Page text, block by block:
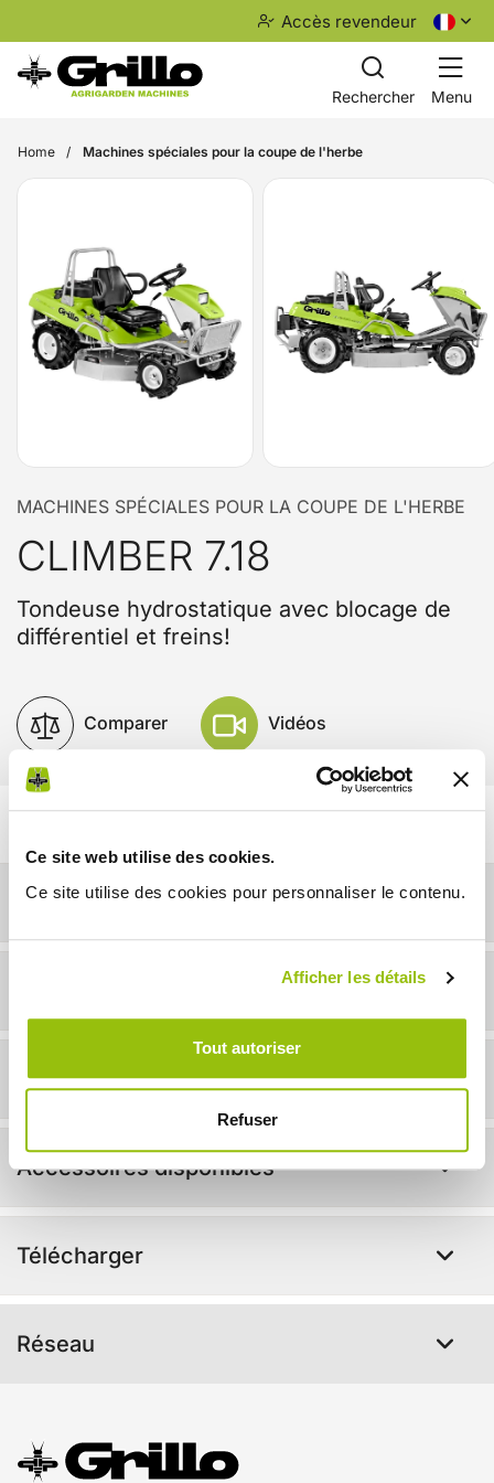
Ce site web utilise des cookies.
Ce site utilise des cookies pour personnaliser le contenu.
Afficher les détails
Tout autoriser
Refuser
Accès revendeur
Rechercher Menu
Home Machines spéciales pour la coupe de l'herbe
MACHINES SPÉCIALES POUR LA COUPE DE L'HERBE
CLIMBER 7.18
Tondeuse hydrostatique avec blocage de
différentiel et freins!
Comparer Vidéos
Détails
En action !
Accessoires disponibles
Télécharger
Réseau